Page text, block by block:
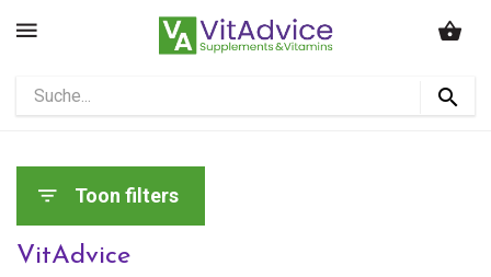
Toon filters
VitAdvice